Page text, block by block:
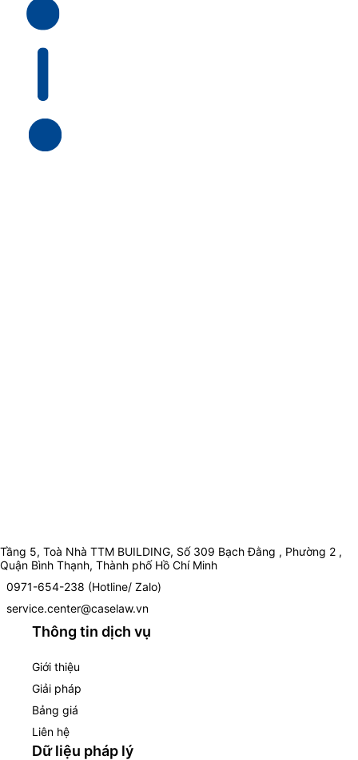
Tầng 5, Toà Nhà TTM BUILDING, Số 309 Bạch Đằng , Phường 2 ,
Quận Bình Thạnh, Thành phố Hồ Chí Minh
0971-654-238 (Hotline/ Zalo)
service.center@caselaw.vn
Thông tin dịch vụ
Giới thiệu
Giải pháp
Bảng giá
Liên hệ
Dữ liệu pháp lý